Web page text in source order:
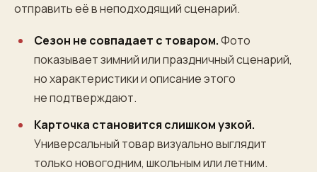
отправить её в неподходящий сценарий.
Сезон не совпадает с товаром.Фото
показывает зимний или праздничный сценарий,
но характеристики и описание этого
не подтверждают.
Карточка становится слишком узкой.
Универсальный товар визуально выглядит
только новогодним, школьным или летним.